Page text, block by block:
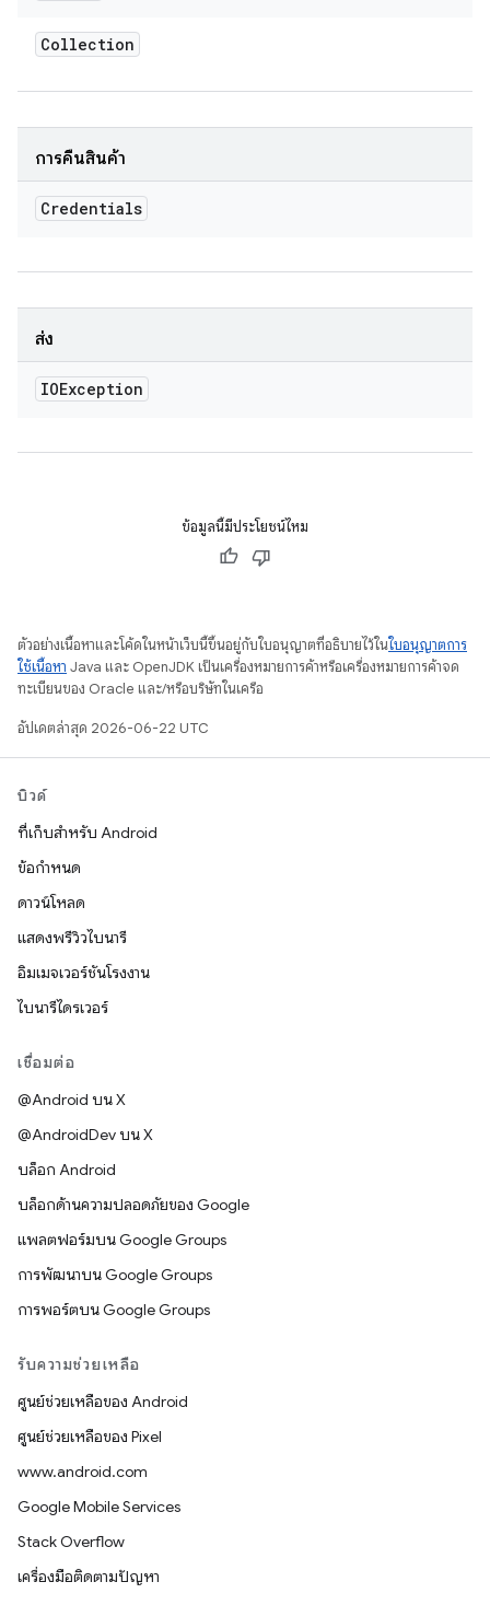
Collection
การคืนสินค้า
Credentials
ส่ง
IOException
ข้อมูลนี้มีประโยชน์ไหม
ตัวอย่างเนื้อหาและโค้ดในหน้าเว็บนี้ขึ้นอยู่กับใบอนุญาตที่อธิบายไว้ในใบอนุญาตการ
ใช้เนื้อหา Java และ OpenJDK เป็นเครื่องหมายการค้าหรือเครื่องหมายการค้าจด
ทะเบียนของ Oracle และ/หรือบริษัทในเครือ
อัปเดตล่าสุด 2026-06-22 UTC
บิวด์
ที่เก็บสำหรับ Android
ข้อกำหนด
ดาวน์โหลด
แสดงพรีวิวไบนารี
อิมเมจเวอร์ชันโรงงาน
ไบนารีไดรเวอร์
เชื่อมต่อ
@Android บน X
@AndroidDev บน X
บล็อก Android
บล็อกด้านความปลอดภัยของ Google
แพลตฟอร์มบน Google Groups
การพัฒนาบน Google Groups
การพอร์ตบน Google Groups
รับความช่วยเหลือ
ศูนย์ช่วยเหลือของ Android
ศูนย์ช่วยเหลือของ Pixel
www.android.com
Google Mobile Services
Stack Overflow
เครื่องมือติดตามปัญหา